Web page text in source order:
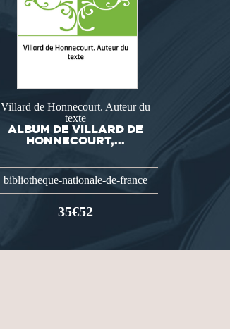
Villard de Honnecourt. Auteur du
texte
ALBUM DE VILLARD DE
HONNECOURT,...
bibliotheque-nationale-de-france
35€52